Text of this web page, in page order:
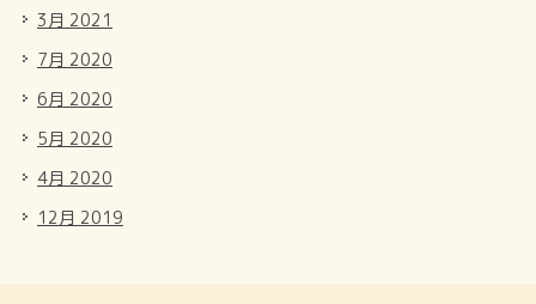
3月 2021
7月 2020
6月 2020
5月 2020
4月 2020
12月 2019